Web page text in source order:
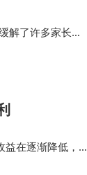
解了许多家长的
做到了为每个孩
在逐渐降低，顶